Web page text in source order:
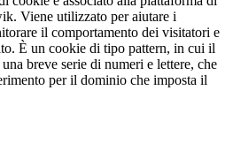
Viene utilizzato per aiutare i
il comportamento dei visitatori e
È un cookie di tipo pattern, in cui il
breve serie di numeri e lettere, che
per il dominio che imposta il